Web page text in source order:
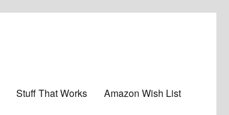
Stuff That Works Amazon Wish List